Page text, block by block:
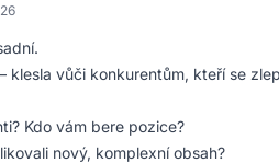
klesla vůči konkurentům, kteří se
Kdo vám bere pozice?
nový, komplexní obsah?